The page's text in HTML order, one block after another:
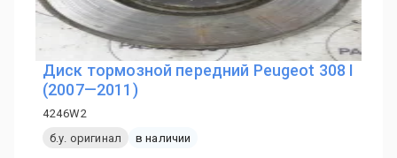
Диск тормозной передний Peugeot 308 I
(2007—2011)
4246W2
б.у. оригинал
в наличии